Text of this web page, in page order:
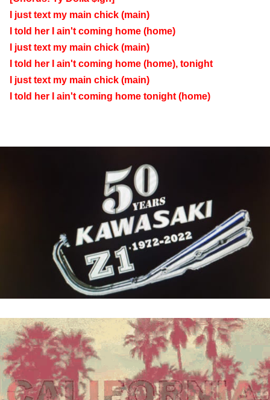
I just text my main chick (main)
I told her I ain't coming home (home)
I just text my main chick (main)
I told her I ain't coming home (home), tonight
I just text my main chick (main)
I told her I ain't coming home tonight (home)